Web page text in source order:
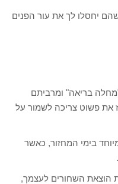
יחסלו לך את עור הפנים
בריאה" ומרביתם
את פשוט צריכה לשמור על
בימי המחזור, כאשר
הוצאת השחורים לעצמך,